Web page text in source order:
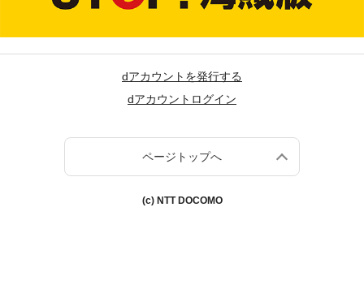
dアカウントを発行する
dアカウントログイン
ページトップへ
(c) NTT DOCOMO